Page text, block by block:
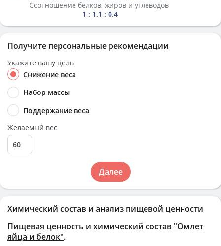
Химический состав и анализ пищевой ценности
Пищевая ценность и химический состав "Омлет
яйца и белок".
Соотношение белков, жиров и углеводов
1 : 1.1 : 0.4
Получите персональные рекомендации
Укажите вашу цель
Снижение веса
Набор массы
Поддержание веса
Желаемый вес
Далее